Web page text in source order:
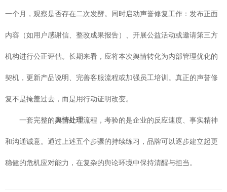
一个月，观察是否存在二次发酵。同时启动声誉修复工作：发布正面
内容（如用户感谢信、整改成果报告）、开展公益活动或邀请第三方
机构进行公正评估。长期来看，应将本次舆情转化为内部管理优化的
契机，更新产品说明、完善客服流程或加强员工培训。真正的声誉修
复不是掩盖过去，而是用行动证明改变。
一套完整的舆情处理流程，考验的是企业的反应速度、事实精神
和沟通诚意。通过上述五个步骤的持续练习，品牌可以逐步建立起更
稳健的危机应对能力，在复杂的舆论环境中保持清醒与担当。